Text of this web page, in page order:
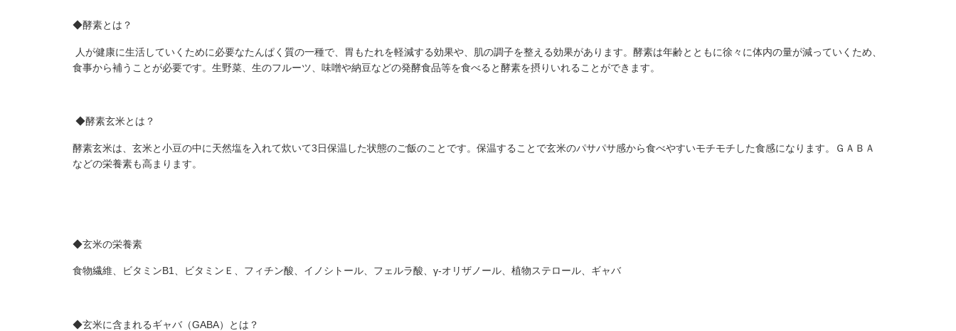
◆酵素とは？
人が健康に生活していくために必要なたんぱく質の一種で、胃もたれを軽減する効果や、肌の調子を整える効果があります。酵素は年齢とともに徐々に体内の量が減っていくため、
食事から補うことが必要です。生野菜、生のフルーツ、味噌や納豆などの発酵食品等を食べると酵素を摂りいれることができます。
◆酵素玄米とは？
酵素玄米は、玄米と小豆の中に天然塩を入れて炊いて3日保温した状態のご飯のことです。保温することで玄米のパサパサ感から食べやすいモチモチした食感になります。ＧＡＢＡ
などの栄養素も高まります。
◆玄米の栄養素
食物繊維、ビタミンB1、ビタミンＥ、フィチン酸、イノシトール、フェルラ酸、γ-オリザノール、植物ステロール、ギャバ
◆玄米に含まれるギャバ（GABA）とは？